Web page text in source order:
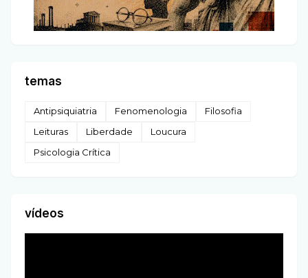
temas
Antipsiquiatria Fenomenologia
Filosofia
Leituras
Liberdade
Loucura
Psicologia Crítica
vídeos